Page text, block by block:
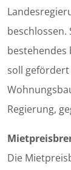
beschlossen.
bestehendes
soll
Regierung,
Die